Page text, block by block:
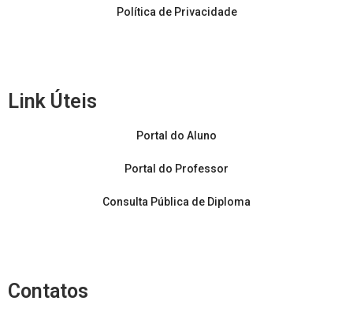
Política de Privacidade
Link Úteis
Portal do Aluno
Portal do Professor
Consulta Pública de Diploma
Contatos